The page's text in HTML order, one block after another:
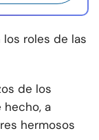
los roles de las
de los
hecho, a
hermosos